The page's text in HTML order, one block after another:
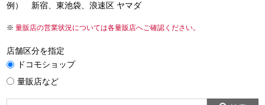
例） 新宿、東池袋、浪速区 ヤマダ
量販店の営業状況については各量販店へご確認ください。
店舗区分を指定
ドコモショップ
量販店など